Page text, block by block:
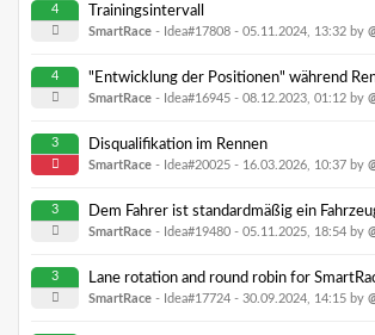
4 Trainingsintervall
SmartRace - Idea#17808 - 05.11.2024, 13:32 by
4 "Entwicklung der Positionen" während
SmartRace - Idea#16945 - 08.12.2023, 01:12 by
3 Disqualifikation im Rennen
SmartRace - Idea#20025 - 16.03.2026, 10:37 by
3
SmartRace - Idea#19480 - 05.11.2025, 18:54 by
3 Lane rotation and round robin for
SmartRace - Idea#17724 - 30.09.2024, 14:15 by